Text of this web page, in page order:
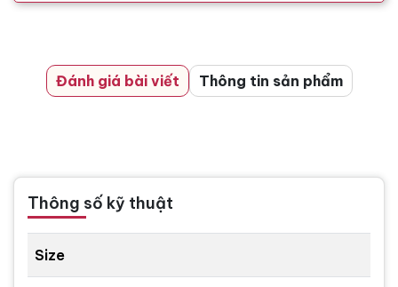
Đánh giá bài viết Thông tin sản phẩm
Thông số kỹ thuật
Size